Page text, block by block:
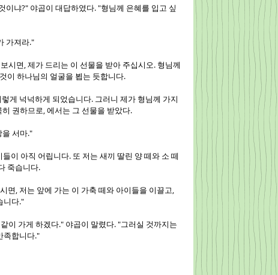
이냐?" 야곱이 대답하였다. "형님께 은혜를 입고 싶
가져라."
시면, 제가 드리는 이 선물을 받아 주십시오. 형님께
이 하나님의 얼굴을 뵙는 듯합니다.
게 넉넉하게 되었습니다. 그러니 제가 형님께 가지
권하므로, 에서는 그 선물을 받았다.
을 서마."
이 아직 어립니다. 또 저는 새끼 딸린 양 떼와 소 떼
죽습니다.
면, 저는 앞에 가는 이 가축 떼와 아이들을 이끌고,
니다."
이 가게 하겠다." 야곱이 말렸다. "그러실 것까지는
족합니다."